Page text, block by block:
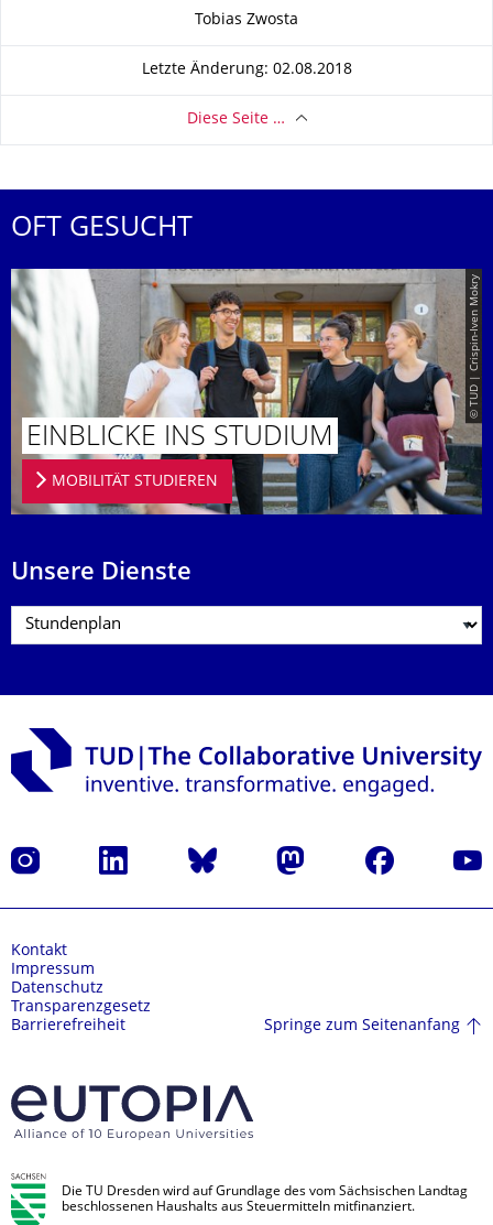
Tobias Zwosta
Letzte Änderung: 02.08.2018
Diese Seite …
OFT GESUCHT
© TUD | Crispin-Iven Mokry
EINBLICKE INS STUDIUM
MOBILITÄT STUDIEREN
Unsere Dienste
Instagram LinkedIn Bluesky Mastodon Facebook
Kontakt
Impressum
Datenschutz
Transparenzgesetz
Barrierefreiheit
Springe zum Seitenanfang
Die TU Dresden wird auf Grundlage des vom Sächsischen Landtag
beschlossenen Haushalts aus Steuermitteln mitfinanziert.